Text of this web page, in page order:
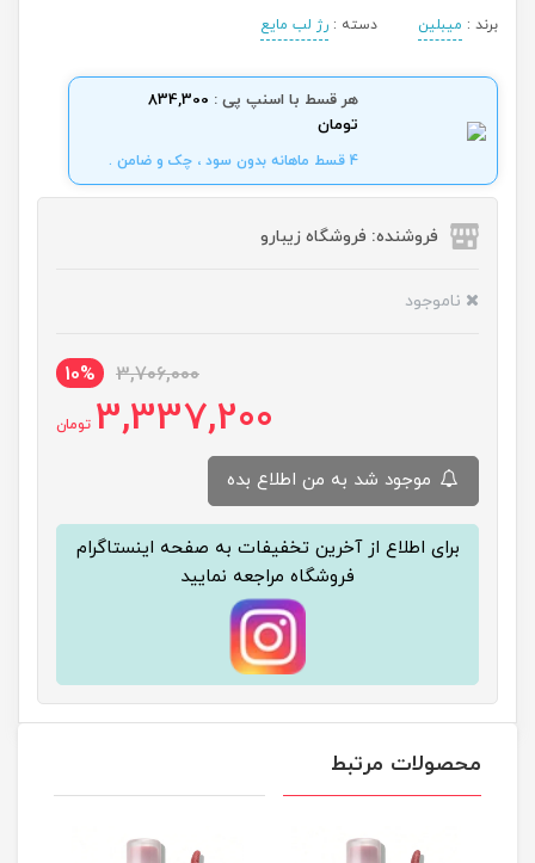
برند : میبلین دسته : رژ لب مایع
هر قسط با اسنپ پی : 834,300
تومان
4 قسط ماهانه بدون سود ، چک و ضامن .
فروشنده: فروشگاه زیبارو
ناموجود
3,706,000
10%
3,337,200 تومان
برای اطلاع از آخرین تخفیفات به صفحه اینستاگرام
فروشگاه مراجعه نمایید
محصولات مرتبط